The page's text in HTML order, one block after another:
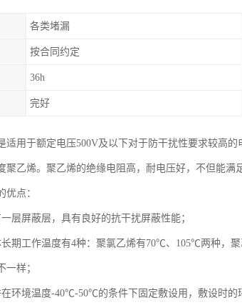
各类堵漏
按合同约定
36h
完好
适用于额定电压500V及以下对于防干扰性要求较高
聚乙烯。聚乙烯的绝缘电阻高，耐电压好，不但能满
优点：
层屏蔽层，具有良好的抗干扰屏蔽性能；
长期工作温度有4种：聚氯乙烯有70℃、105℃两种，
一样；
环境温度-40℃-50℃的条件下固定敷设用，敷设时的